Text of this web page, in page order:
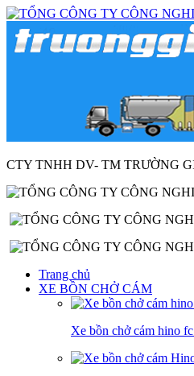
CTY TNHH DV- TM TRƯỜNG
Trang chủ
XE BỒN CHỞ CÁM
Xe bồn chở cám hino